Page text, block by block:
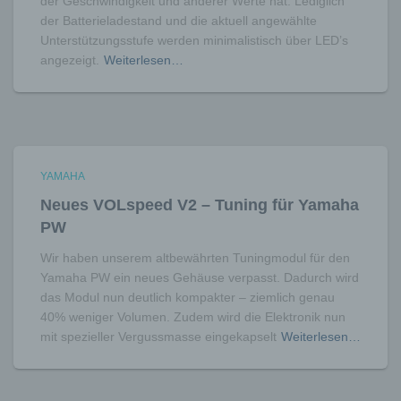
der Batterieladestand und die aktuell angewählte
Unterstützungsstufe werden minimalistisch über LED’s
angezeigt.
Weiterlesen…
YAMAHA
Neues VOLspeed V2 – Tuning für Yamaha
PW
Wir haben unserem altbewährten Tuningmodul für den
Yamaha PW ein neues Gehäuse verpasst. Dadurch wird
das Modul nun deutlich kompakter – ziemlich genau
40% weniger Volumen. Zudem wird die Elektronik nun
mit spezieller Vergussmasse eingekapselt Weiterlesen…
h) Auftragsverarbeiter
Auftragsverarbeiter ist eine natürliche oder
juristische Person, Behörde, Einrichtung
oder andere Stelle, die personenbezogene
Daten im Auftrag des Verantwortlichen
Person, Behörde, Einrichtung oder andere
offengelegt werden, unabhängig davon, ob
bestimmten Untersuchungsauftrags nach
dem Unionsrecht oder dem Recht der
Mitgliedstaaten möglicherweise
personenbezogene Daten erhalten, gelten
jedoch nicht als Empfänger.